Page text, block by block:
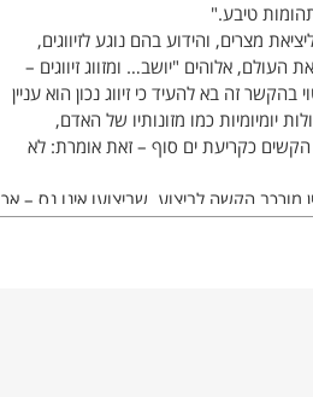
טיבע."
מצרים, והידוע בהם נוגע לזיווגים,
אלוהים "יושב… ומזווג זיווגים –
בהקשר זה בא להעיד כי זיווג נכון הוא עניין
יומיומיות כמו מזונותיו של האדם,
הקשים כקריעת ים סוף – זאת אומרת: לא
מורכב הקשה לביצוע, שביצועו אינו נס – אך